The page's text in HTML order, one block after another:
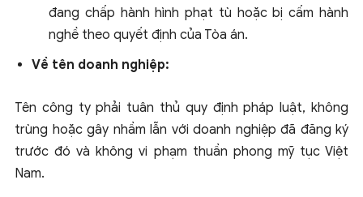
đang chấp hành hình phạt tù hoặc bị cấm hành
nghề theo quyết định của Tòa án.
Về tên doanh nghiệp:
Tên công ty phải tuân thủ quy định pháp luật, không
trùng hoặc gây nhầm lẫn với doanh nghiệp đã đăng ký
trước đó và không vi phạm thuần phong mỹ tục Việt
Nam.